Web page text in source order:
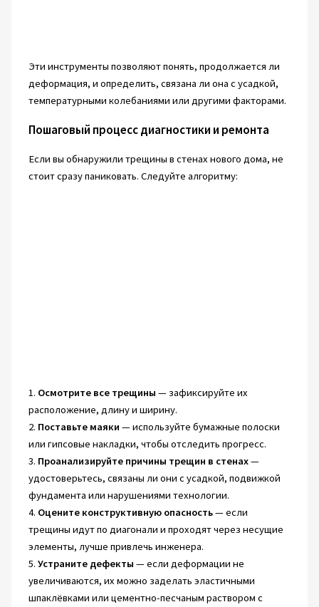
Эти инструменты позволяют понять, продолжается ли
деформация, и определить, связана ли она с усадкой,
температурными колебаниями или другими факторами.
Пошаговый процесс диагностики и ремонта
Если вы обнаружили трещины в стенах нового дома, не
стоит сразу паниковать. Следуйте алгоритму:
1. Осмотрите все трещины — зафиксируйте их
расположение, длину и ширину.
2. Поставьте маяки — используйте бумажные полоски
или гипсовые накладки, чтобы отследить прогресс.
3. Проанализируйте причины трещин в стенах—
удостоверьтесь, связаны ли они с усадкой, подвижкой
фундамента или нарушениями технологии.
4. Оцените конструктивную опасность— если
трещины идут по диагонали и проходят через несущие
элементы, лучше привлечь инженера.
5. Устраните дефекты — если деформации не
увеличиваются, их можно заделать эластичными
шпаклёвками или цементно-песчаным раствором с